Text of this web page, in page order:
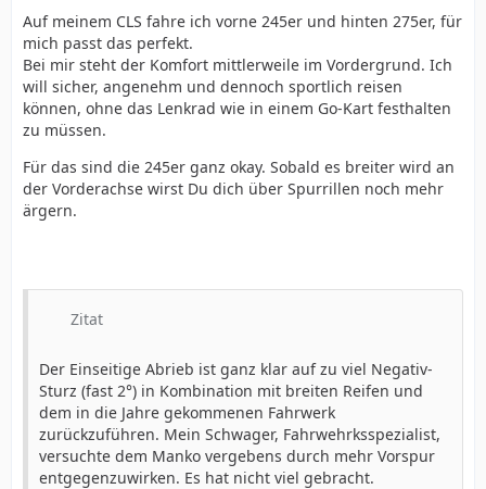
Auf meinem CLS fahre ich vorne 245er und hinten 275er, für
mich passt das perfekt.
Bei mir steht der Komfort mittlerweile im Vordergrund. Ich
will sicher, angenehm und dennoch sportlich reisen
können, ohne das Lenkrad wie in einem Go-Kart festhalten
zu müssen.
Für das sind die 245er ganz okay. Sobald es breiter wird an
der Vorderachse wirst Du dich über Spurrillen noch mehr
ärgern.
Zitat
Der Einseitige Abrieb ist ganz klar auf zu viel Negativ-
Sturz (fast 2°) in Kombination mit breiten Reifen und
dem in die Jahre gekommenen Fahrwerk
zurückzuführen. Mein Schwager, Fahrwehrksspezialist,
versuchte dem Manko vergebens durch mehr Vorspur
entgegenzuwirken. Es hat nicht viel gebracht.